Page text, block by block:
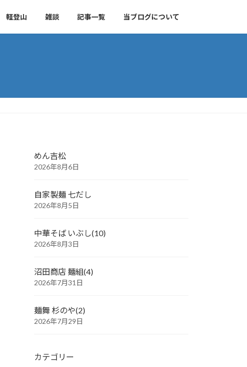
軽登山 雑談 記事一覧 当ブログについて
めん吉松
2026年8月6日
自家製麺 七だし
2026年8月5日
中華そば いぶし(10)
2026年8月3日
沼田商店 麺組(4)
2026年7月31日
麺舞 杉のや(2)
2026年7月29日
カテゴリー